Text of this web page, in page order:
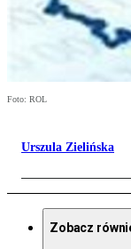
Foto: ROL
Urszula Zielińska
Zobacz